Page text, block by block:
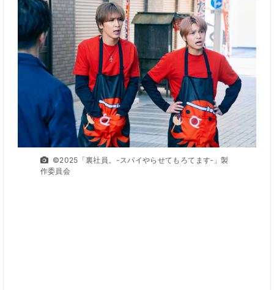
©2025「裏社員。-スパイやらせてもろてます‐」製
作委員会